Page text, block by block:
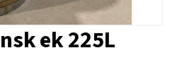
ek 225L